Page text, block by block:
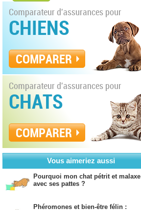
Comparateur d'assurances pour
CHIENS
COMPARER
Comparateur d'assurances pour
CHATS
COMPARER
Vous aimeriez aussi
Pourquoi mon chat pétrit et malaxe
avec ses pattes ?
Phéromones et bien-être félin :